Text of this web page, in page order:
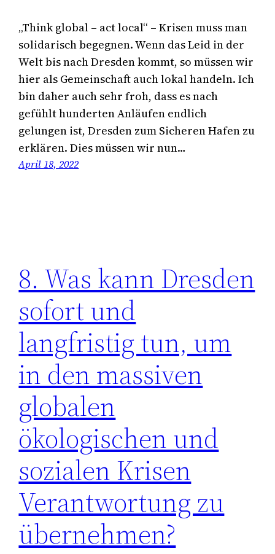
„Think global – act local“ – Krisen muss man
solidarisch begegnen. Wenn das Leid in der
Welt bis nach Dresden kommt, so müssen wir
hier als Gemeinschaft auch lokal handeln. Ich
bin daher auch sehr froh, dass es nach
gefühlt hunderten Anläufen endlich
gelungen ist, Dresden zum Sicheren Hafen zu
erklären. Dies müssen wir nun…
April 18, 2022
8. Was kann Dresden
sofort und
langfristig tun, um
in den massiven
globalen
ökologischen und
sozialen Krisen
Verantwortung zu
übernehmen?